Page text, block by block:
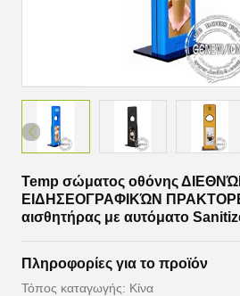
Temp σώματος οθόνης
ΕΙΔΗΣΕΟΓΡΑΦΙΚΏΝ
αισθητήρας με αυτόματο
Πληροφορίες για το προϊόν
Τόπος καταγωγής: Κίνα